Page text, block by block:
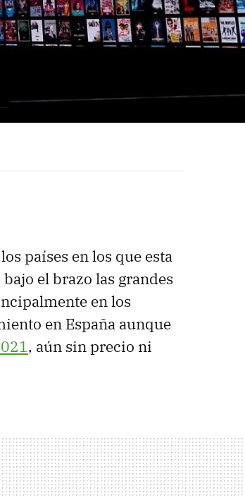
países en los que esta
el brazo las grandes
en los
en España aunque
, aún sin precio ni